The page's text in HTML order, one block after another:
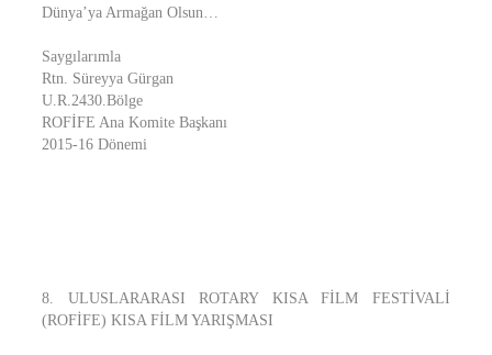
Dünya’ya Armağan Olsun…
Saygılarımla
Rtn. Süreyya Gürgan
U.R.2430.Bölge
ROFİFE Ana Komite Başkanı
2015-16 Dönemi
8. ULUSLARARASI ROTARY KISA FİLM FESTİVALİ
(ROFİFE) KISA FİLM YARIŞMASI